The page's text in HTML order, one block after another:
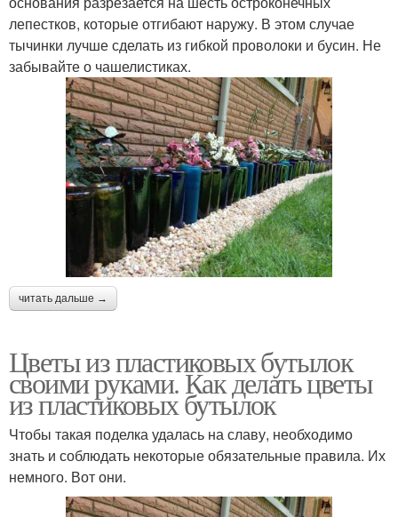
лепестков, которые отгибают наружу. В этом случае
тычинки лучше сделать из гибкой проволоки и бусин. Не
забывайте о чашелистиках.
читать дальше →
Цветы из пластиковых бутылок
своими руками. Как делать цветы
из пластиковых бутылок
Чтобы такая поделка удалась на славу, необходимо
знать и соблюдать некоторые обязательные правила. Их
немного. Вот они.